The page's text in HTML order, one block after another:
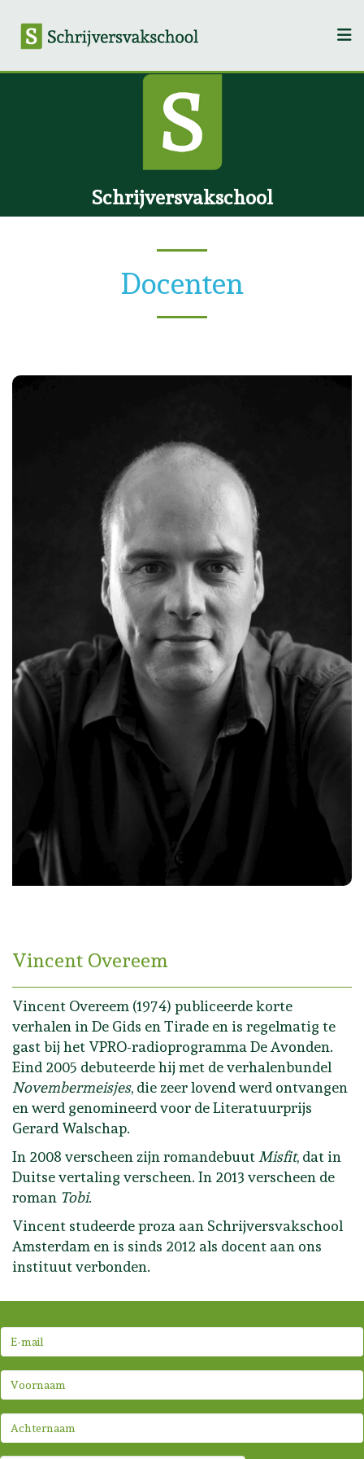
Schrijversvakschool
Docenten
Vincent Overeem
Vincent Overeem (1974) publiceerde korte
verhalen in De Gids en Tirade en is regelmatig te
gast bij het VPRO-radioprogramma De Avonden.
Eind 2005 debuteerde hij met de verhalenbundel
Novembermeisjes, die zeer lovend werd ontvangen
en werd genomineerd voor de Literatuurprijs
Gerard Walschap.
In 2008 verscheen zijn romandebuut Misfit, dat in
Duitse vertaling verscheen. In 2013 verscheen de
roman Tobi.
Vincent studeerde proza aan Schrijversvakschool
Amsterdam en is sinds 2012 als docent aan ons
instituut verbonden.